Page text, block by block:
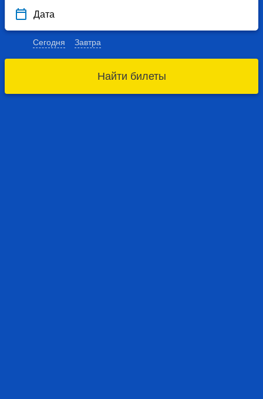
Дата
Сегодня Завтра
Найти билеты